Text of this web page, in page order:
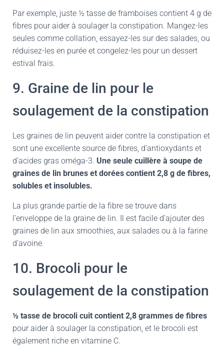
Par exemple, juste ½ tasse de framboises contient 4 g de
fibres pour aider à soulager la constipation. Mangez-les
seules comme collation, essayez-les sur des salades, ou
réduisez-les en purée et congelez-les pour un dessert
estival frais.
9. Graine de lin pour le
soulagement de la constipation
Les graines de lin peuvent aider contre la constipation et
sont une excellente source de fibres, d’antioxydants et
d’acides gras oméga-3. Une seule cuillère à soupe de
graines de lin brunes et dorées contient 2,8 g de fibres,
solubles et insolubles.
La plus grande partie de la fibre se trouve dans
l’enveloppe de la graine de lin. Il est facile d’ajouter des
graines de lin aux smoothies, aux salades ou à la farine
d’avoine.
10. Brocoli pour le
soulagement de la constipation
½ tasse de brocoli cuit contient 2,8 grammes de fibres
pour aider à soulager la constipation, et le brocoli est
également riche en vitamine C.